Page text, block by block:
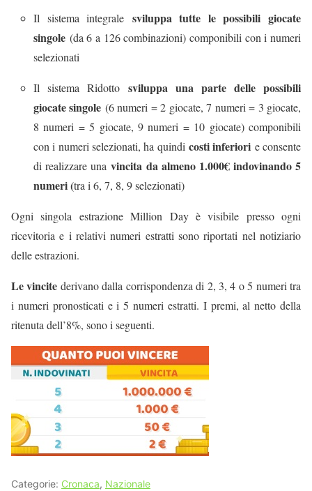
Il sistema integrale sviluppa tutte le possibili giocate
singole (da 6 a 126 combinazioni) componibili con i numeri
selezionati
Il sistema Ridotto sviluppa una parte delle possibili
giocate singole (6 numeri = 2 giocate, 7 numeri = 3 giocate,
8 numeri = 5 giocate, 9 numeri = 10 giocate) componibili
con i numeri selezionati, ha quindi costi inferiori e consente
di realizzare unavincita da almeno 1.000€ indovinando 5
numeri (tra i 6, 7, 8, 9 selezionati)
Ogni singola estrazione Million Day è visibile presso ogni
ricevitoria e i relativi numeri estratti sono riportati nel notiziario
delle estrazioni.
Le vincite derivano dalla corrispondenza di 2, 3, 4 o 5 numeri tra
i numeri pronosticati e i 5 numeri estratti. I premi, al netto della
ritenuta dell’8%, sono i seguenti.
Categorie: Cronaca, Nazionale